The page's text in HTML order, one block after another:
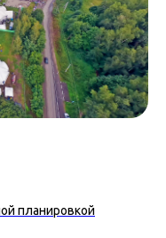
планировкой